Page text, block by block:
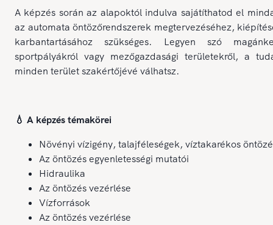
A képzés során az alapoktól indulva sajátíthatod el
az automata öntözőrendszerek megtervezéséhez,
karbantartásához szükséges. Legyen szó
sportpályákról vagy mezőgazdasági területekről, a
minden terület szakértőjévé válhatsz.
💧 A képzés témakörei
Növényi vízigény, talajféleségek, víztakarékos
Az öntözés egyenletességi mutatói
Hidraulika
Az öntözés vezérlése
Vízforrások
Az öntözés vezérlése